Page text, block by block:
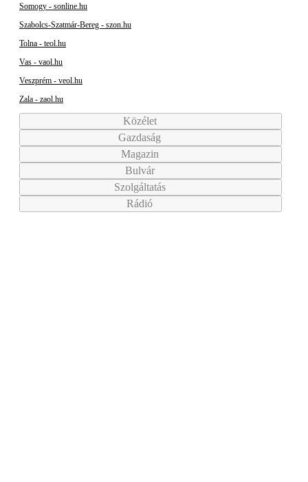
Somogy - sonline.hu
Szabolcs-Szatmár-Bereg - szon.hu
Tolna - teol.hu
Vas - vaol.hu
Veszprém - veol.hu
Zala - zaol.hu
Közélet
Gazdaság
Magazin
Bulvár
Szolgáltatás
Rádió